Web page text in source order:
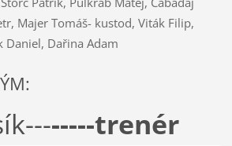
Majer Tomáš- kustod, Viták Filip,
Daniel, Dařina Adam
-----trenér